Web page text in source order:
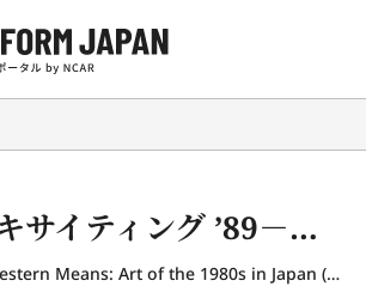
アート・エキサイティング ’89－現在を越えて－
Japanese Ways, Western Means: Art of the 1980s in Japan (Art Exciting 89 - Beyond the Present)